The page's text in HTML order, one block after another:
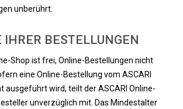
unberührt.
BESTELLUNGEN
Shop ist frei, Online-Bestellungen nicht
eine Online-Bestellung vom ASCARI
ausgeführt wird, teilt der ASCARI Online-
unverzüglich mit. Das Mindestalter